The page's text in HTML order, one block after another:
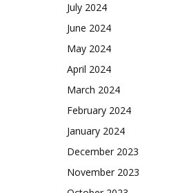
July 2024
June 2024
May 2024
April 2024
March 2024
February 2024
January 2024
December 2023
November 2023